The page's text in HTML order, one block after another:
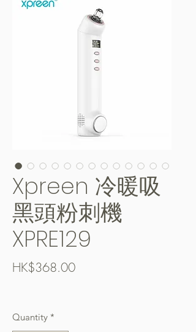
Xpreen 冷暖吸
黑頭粉刺機
XPRE129
HK$368.00Price
Quantity *